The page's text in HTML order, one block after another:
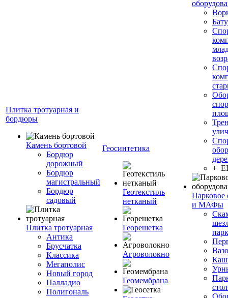
Плитка тротуарная и
бордюры
Камень бортовой
Бордюр
дорожный
Бордюр
магистральный
Бордюр
садовый
Плитка тротуарная
Антика
Брусчатка
Классика
Мегаполис
Новый город
Палладио
Полигональ
Геосинтетика
Геотекстиль
нетканый
Георешетка
Агроволокно
Геомембрана
+
Парковое
и МАФы